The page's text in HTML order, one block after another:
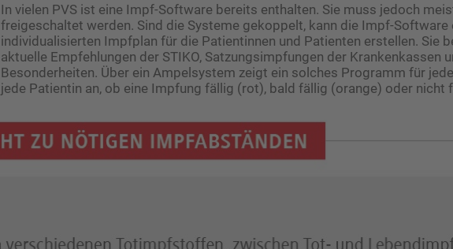
In vielen PVS ist eine Impf-Software bereits enthalten. Sie muss jedoch
freigeschaltet werden. Sind die Systeme gekoppelt, kann die Impf-Software
individualisierten Impfplan für die Patientinnen und Patienten erstellen. Sie
aktuelle Empfehlungen der STIKO, Satzungsimpfungen der Krankenkassen
Besonderheiten. Über ein Ampelsystem zeigt ein solches Programm für
jede Patientin an, ob eine Impfung fällig (rot), bald fällig (orange) oder nicht